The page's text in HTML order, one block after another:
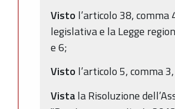
Visto l’articolo 38,
legislativa e la Legge
e 6;
Visto l’articolo 5, comma
Vistala Risoluzione